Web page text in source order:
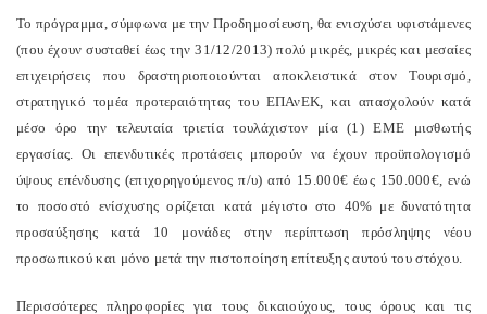
Το πρόγραμμα, σύμφωνα με την Προδημοσίευση, θα ενισχύσει υφιστάμενες
(που έχουν συσταθεί έως την 31/12/2013) πολύ μικρές, μικρές και μεσαίες
επιχειρήσεις που δραστηριοποιούνται αποκλειστικά στον Τουρισμό,
στρατηγικό τομέα προτεραιότητας του ΕΠΑνΕΚ, και απασχολούν κατά
μέσο όρο την τελευταία τριετία τουλάχιστον μία (1) ΕΜΕ μισθωτής
εργασίας. Οι επενδυτικές προτάσεις μπορούν να έχουν προϋπολογισμό
ύψους επένδυσης (επιχορηγούμενος π/υ) από 15.000€ έως 150.000€, ενώ
το ποσοστό ενίσχυσης ορίζεται κατά μέγιστο στο 40% με δυνατότητα
προσαύξησης κατά 10 μονάδες στην περίπτωση πρόσληψης νέου
προσωπικού και μόνο μετά την πιστοποίηση επίτευξης αυτού του στόχου.
Περισσότερες πληροφορίες για τους δικαιούχους, τους όρους και τις